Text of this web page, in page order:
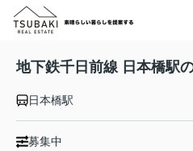
地下鉄千日前線 日本橋駅
日本橋駅
募集中